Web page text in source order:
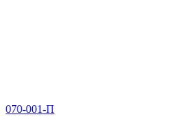
070-001-П